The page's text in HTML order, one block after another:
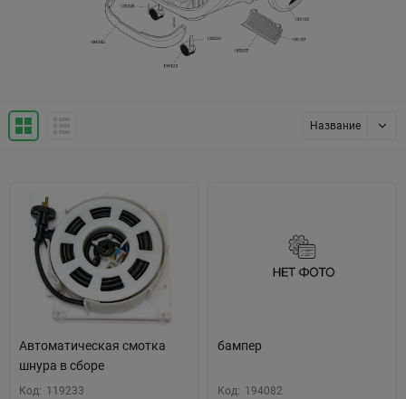
Название
Автоматическая смотка
шнура в сборе
Код: 119233
бампер
Код: 194082